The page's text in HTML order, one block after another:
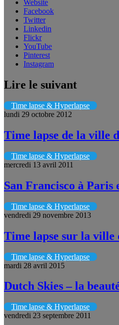
Website
Facebook
Twitter
Linkedin
Flickr
YouTube
Pinterest
Instagram
Lire le suivant
Time lapse & Hyperlapse
lundi 29 octobre 2012
Time lapse de la ville
Time lapse & Hyperlapse
mercredi 13 avril 2011
San Francisco à Paris
Time lapse & Hyperlapse
vendredi 29 novembre 2013
Time lapse sur la ville
Time lapse & Hyperlapse
mardi 28 avril 2015
Dutch Skies – la
Time lapse & Hyperlapse
vendredi 23 septembre 2011